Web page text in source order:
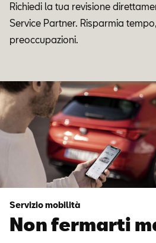
Richiedi la tua revisione
Service Partner. Risparmia
preoccupazioni.
Servizio mobilità
Non fermarti